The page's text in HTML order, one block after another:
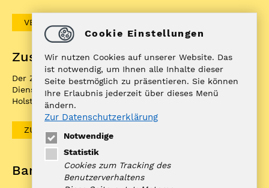
VERGABEBEKANNTMACHUNGEN
Zuständigkeitenfinder
Der ZuFiSH ist ein Informations­portal rund um
Dienstleistungen, die die öffentliche Hand in Schleswig-
Holstein Ihnen als BürgerIn anbietet.
ZUFISH
Bankverbindung
Cookie Einstellungen
Wir nutzen Cookies auf unserer Website. Das
ist notwendig, um Ihnen alle Inhalte dieser
Seite bestmöglich zu präsentieren. Sie können
Ihre Erlaubnis jederzeit über dieses Menü
ändern.
Zur Datenschutzerklärung
Notwendige
Statistik
Cookies zum Tracking des
Benutzerverhaltens